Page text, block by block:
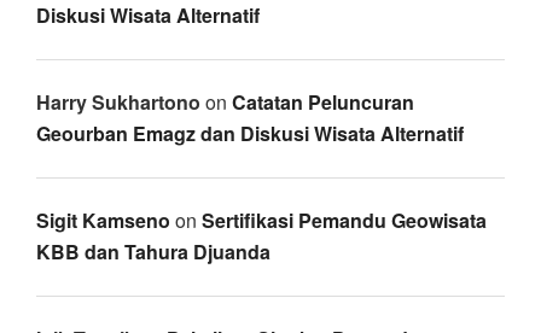
Diskusi Wisata Alternatif
Harry Sukhartono on Catatan Peluncuran
Geourban Emagz dan Diskusi Wisata Alternatif
Sigit Kamseno on Sertifikasi Pemandu Geowisata
KBB dan Tahura Djuanda